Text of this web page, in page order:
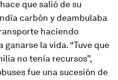
que salió de su
carbón y deambulaba
haciendo
la vida. “Tuve que
no tenía recursos”,
fue una sucesión de